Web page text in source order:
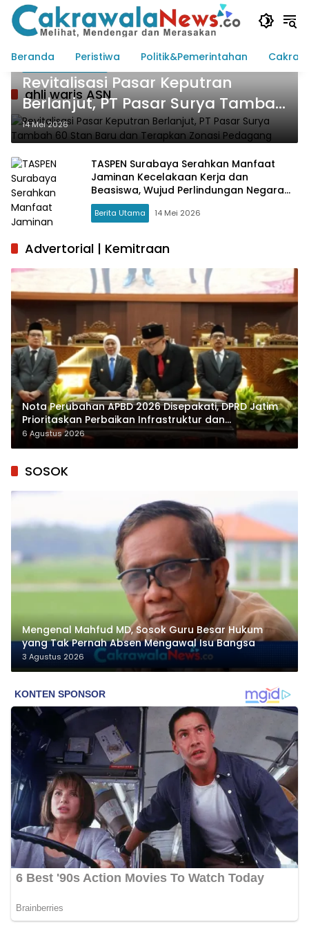
Langsung
konten
Beranda
Peristiwa Politik&Pemerintahan
ahli waris ASN
Cakrawala Birokrasi
Revitalisasi Pasar Keputran
Berlanjut, PT Pasar Surya Tambah
60 Stan Baru dan Terapkan
Zonasi Pedagang
14 Mei 2026
TASPEN Surabaya Serahkan Manfaat
Jaminan Kecelakaan Kerja dan
Beasiswa, Wujud Perlindungan Negara
bagi Keluarga ASN
Berita Utama 14 Mei 2026
Advertorial | Kemitraan
Nota Perubahan APBD 2026 Disepakati, DPRD Jatim
Prioritaskan Perbaikan Infrastruktur dan
Penyelesaian TPG
6 Agustus 2026
SOSOK
Mengenal Mahfud MD, Sosok Guru Besar Hukum
yang Tak Pernah Absen Mengawal Isu Bangsa
3 Agustus 2026